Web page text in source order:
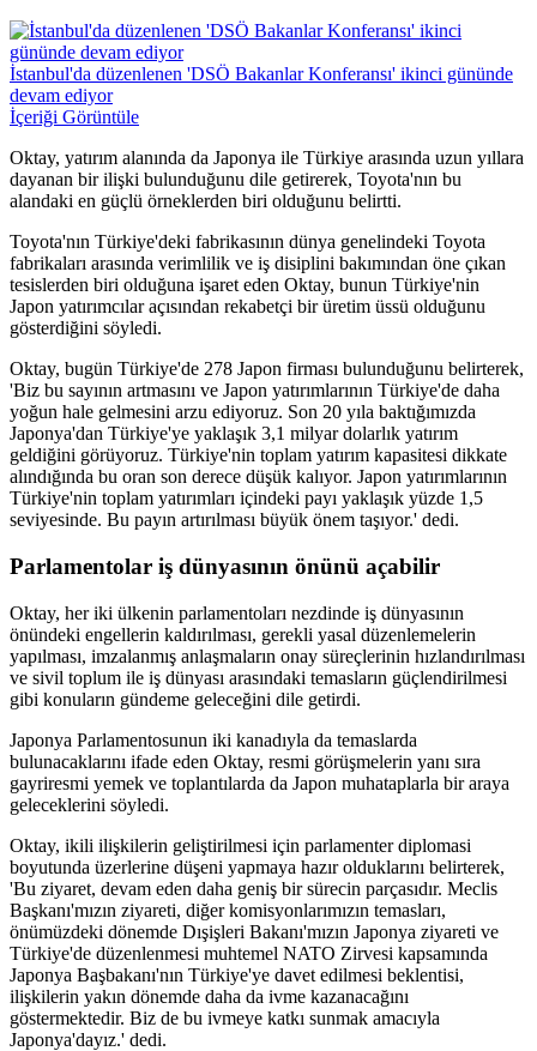
İstanbul'da düzenlenen 'DSÖ Bakanlar Konferansı' ikinci gününde
devam ediyor
İçeriği Görüntüle
Oktay, yatırım alanında da Japonya ile Türkiye arasında uzun yıllara
dayanan bir ilişki bulunduğunu dile getirerek, Toyota'nın bu
alandaki en güçlü örneklerden biri olduğunu belirtti.
Toyota'nın Türkiye'deki fabrikasının dünya genelindeki Toyota
fabrikaları arasında verimlilik ve iş disiplini bakımından öne çıkan
tesislerden biri olduğuna işaret eden Oktay, bunun Türkiye'nin
Japon yatırımcılar açısından rekabetçi bir üretim üssü olduğunu
gösterdiğini söyledi.
Oktay, bugün Türkiye'de 278 Japon firması bulunduğunu belirterek,
'Biz bu sayının artmasını ve Japon yatırımlarının Türkiye'de daha
yoğun hale gelmesini arzu ediyoruz. Son 20 yıla baktığımızda
Japonya'dan Türkiye'ye yaklaşık 3,1 milyar dolarlık yatırım
geldiğini görüyoruz. Türkiye'nin toplam yatırım kapasitesi dikkate
alındığında bu oran son derece düşük kalıyor. Japon yatırımlarının
Türkiye'nin toplam yatırımları içindeki payı yaklaşık yüzde 1,5
seviyesinde. Bu payın artırılması büyük önem taşıyor.' dedi.
Parlamentolar iş dünyasının önünü açabilir
Oktay, her iki ülkenin parlamentoları nezdinde iş dünyasının
önündeki engellerin kaldırılması, gerekli yasal düzenlemelerin
yapılması, imzalanmış anlaşmaların onay süreçlerinin hızlandırılması
ve sivil toplum ile iş dünyası arasındaki temasların güçlendirilmesi
gibi konuların gündeme geleceğini dile getirdi.
Japonya Parlamentosunun iki kanadıyla da temaslarda
bulunacaklarını ifade eden Oktay, resmi görüşmelerin yanı sıra
gayriresmi yemek ve toplantılarda da Japon muhataplarla bir araya
geleceklerini söyledi.
Oktay, ikili ilişkilerin geliştirilmesi için parlamenter diplomasi
boyutunda üzerlerine düşeni yapmaya hazır olduklarını belirterek,
'Bu ziyaret, devam eden daha geniş bir sürecin parçasıdır. Meclis
Başkanı'mızın ziyareti, diğer komisyonlarımızın temasları,
önümüzdeki dönemde Dışişleri Bakanı'mızın Japonya ziyareti ve
Türkiye'de düzenlenmesi muhtemel NATO Zirvesi kapsamında
Japonya Başbakanı'nın Türkiye'ye davet edilmesi beklentisi,
ilişkilerin yakın dönemde daha da ivme kazanacağını
göstermektedir. Biz de bu ivmeye katkı sunmak amacıyla
Japonya'dayız.' dedi.